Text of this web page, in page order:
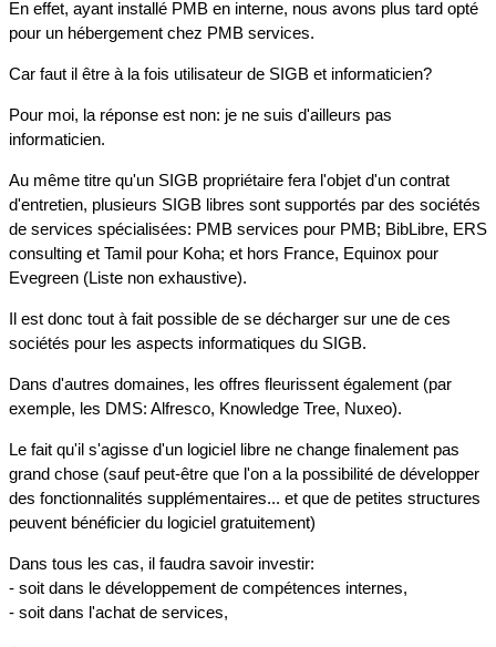
En effet, ayant installé PMB en interne, nous avons plus tard opté
pour un hébergement chez PMB services.
Car faut il être à la fois utilisateur de SIGB et informaticien?
Pour moi, la réponse est non: je ne suis d'ailleurs pas
informaticien.
Au même titre qu'un SIGB propriétaire fera l'objet d'un contrat
d'entretien, plusieurs SIGB libres sont supportés par des sociétés
de services spécialisées: PMB services pour PMB; BibLibre, ERS
consulting et Tamil pour Koha; et hors France, Equinox pour
Evegreen (Liste non exhaustive).
Il est donc tout à fait possible de se décharger sur une de ces
sociétés pour les aspects informatiques du SIGB.
Dans d'autres domaines, les offres fleurissent également (par
exemple, les DMS: Alfresco, Knowledge Tree, Nuxeo).
Le fait qu'il s'agisse d'un logiciel libre ne change finalement pas
grand chose (sauf peut-être que l'on a la possibilité de développer
des fonctionnalités supplémentaires... et que de petites structures
peuvent bénéficier du logiciel gratuitement)
Dans tous les cas, il faudra savoir investir:
- soit dans le développement de compétences internes,
- soit dans l'achat de services,